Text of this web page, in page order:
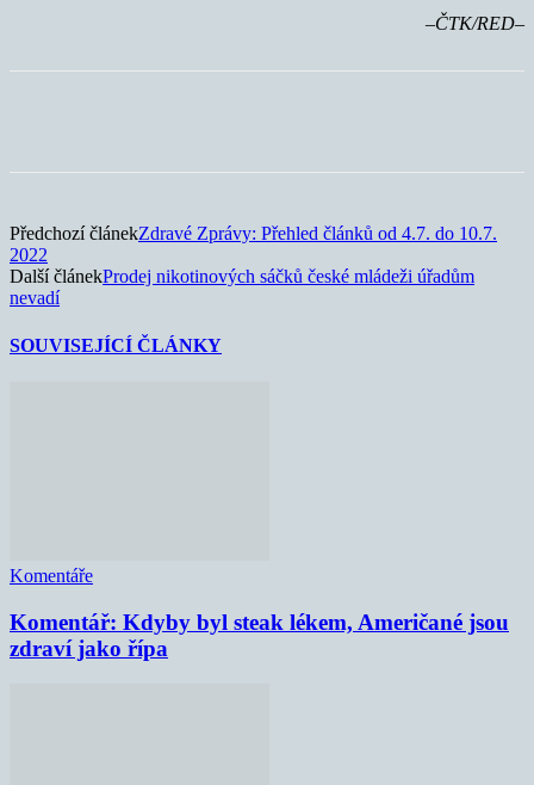
–ČTK/RED–
Předchozí článekZdravé Zprávy: Přehled článků od 4.7. do 10.7.
2022
Další článekProdej nikotinových sáčků české mládeži úřadům
nevadí
SOUVISEJÍCÍ ČLÁNKY
Komentáře
Komentář: Kdyby byl steak lékem, Američané jsou
zdraví jako řípa